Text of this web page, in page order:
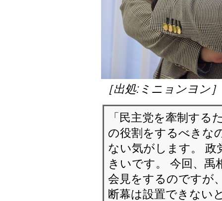
［出処:ミニョンヨン］
「民主党を牽制する
の役割をするべきな
ない気がします。 政
きいです。 今回、禹
会見をするのですが
断幕は設置できない